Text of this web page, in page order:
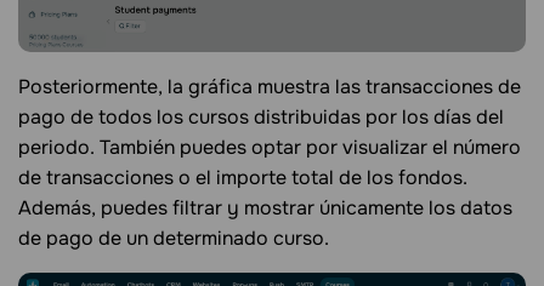
Posteriormente, la gráfica muestra las transacciones de
pago de todos los cursos distribuidas por los días del
periodo. También puedes optar por visualizar el número
de transacciones o el importe total de los fondos.
Además, puedes filtrar y mostrar únicamente los datos
de pago de un determinado curso.